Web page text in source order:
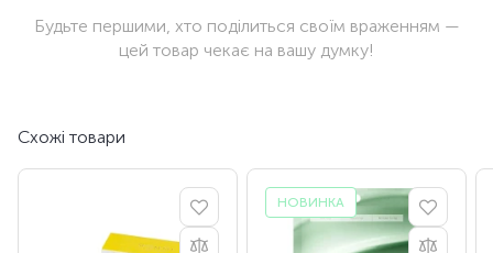
Будьте першими, хто поділиться своїм враженням —
цей товар чекає на вашу думку!
Схожі товари
НОВИНКА